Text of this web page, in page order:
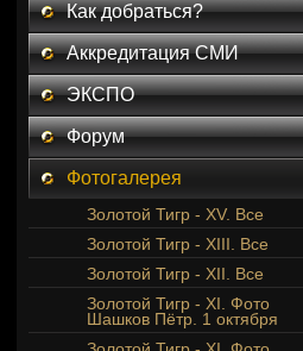
Как добраться?
Аккредитация СМИ
ЭКСПО
Форум
Фотогалерея
Золотой Тигр - XV. Все
Золотой Тигр - XIII. Все
Золотой Тигр - XII. Все
Золотой Тигр - XI. Фото
Шашков Пётр. 1 октября